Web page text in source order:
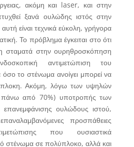
ακόμη και laser, και στην
ξανά ουλώδης ιστός στην
είναι τεχνικά εύκολη, γρήγορα
Το πρόβλημα έγκειται στο ότι
σταματά στην ουρηθροσκόπηση
αντιμετώπιση του
το στένωμα ανοίγει μπορεί να
Ακόμη, λόγω των υψηλών
από 70%) υποτροπής των
ουλώδους ιστού,
προσπάθειες
που ουσιαστικά
στένωμα σε πολύπλοκο, αλλά και